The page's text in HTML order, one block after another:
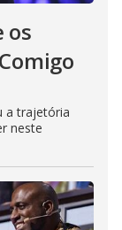
os
a trajetória
neste